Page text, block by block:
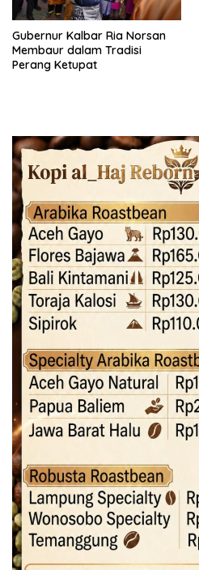
Gubernur Kalbar Ria Norsan
Membaur dalam Tradisi
Perang Ketupat